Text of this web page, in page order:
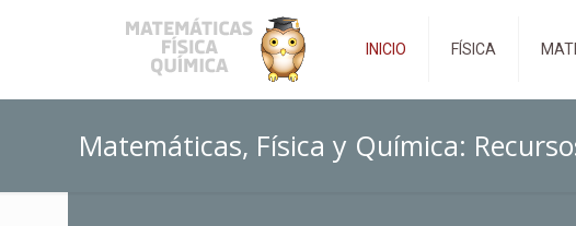
INICIO FÍSICA
Matemáticas, Física y Química: